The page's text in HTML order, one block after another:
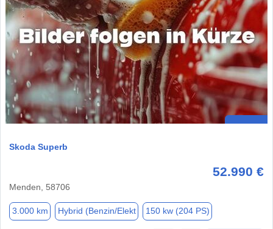
Skoda Superb
52.990 €
Menden, 58706
3.000 km Hybrid (Benzin/Elekt 150 kw (204 PS)